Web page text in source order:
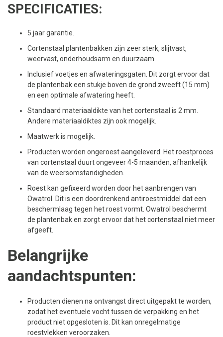
SPECIFICATIES:
5 jaar garantie.
Cortenstaal plantenbakken zijn zeer sterk, slijtvast,
weervast, onderhoudsarm en duurzaam.
Inclusief voetjes en afwateringsgaten. Dit zorgt ervoor dat
de plantenbak een stukje boven de grond zweeft (15 mm)
en een optimale afwatering heeft.
Standaard materiaaldikte van het cortenstaal is 2 mm.
Andere materiaaldiktes zijn ook mogelijk.
Maatwerk is mogelijk.
Producten worden ongeroest aangeleverd. Het roestproces
van cortenstaal duurt ongeveer 4-5 maanden, afhankelijk
van de weersomstandigheden.
Roest kan gefixeerd worden door het aanbrengen van
Owatrol. Dit is een doordrenkend antiroestmiddel dat een
beschermlaag tegen het roest vormt. Owatrol beschermt
de plantenbak en zorgt ervoor dat het cortenstaal niet meer
afgeeft.
Belangrijke
aandachtspunten:
Producten dienen na ontvangst direct uitgepakt te worden,
zodat het eventuele vocht tussen de verpakking en het
product niet opgesloten is. Dit kan onregelmatige
roestvlekken veroorzaken.